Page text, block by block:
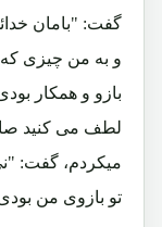
گفت: "بامان
و به من چیزی
بازو و همکار
لطف می کنید
میکردم، گفت:
تو بازوی من بودی